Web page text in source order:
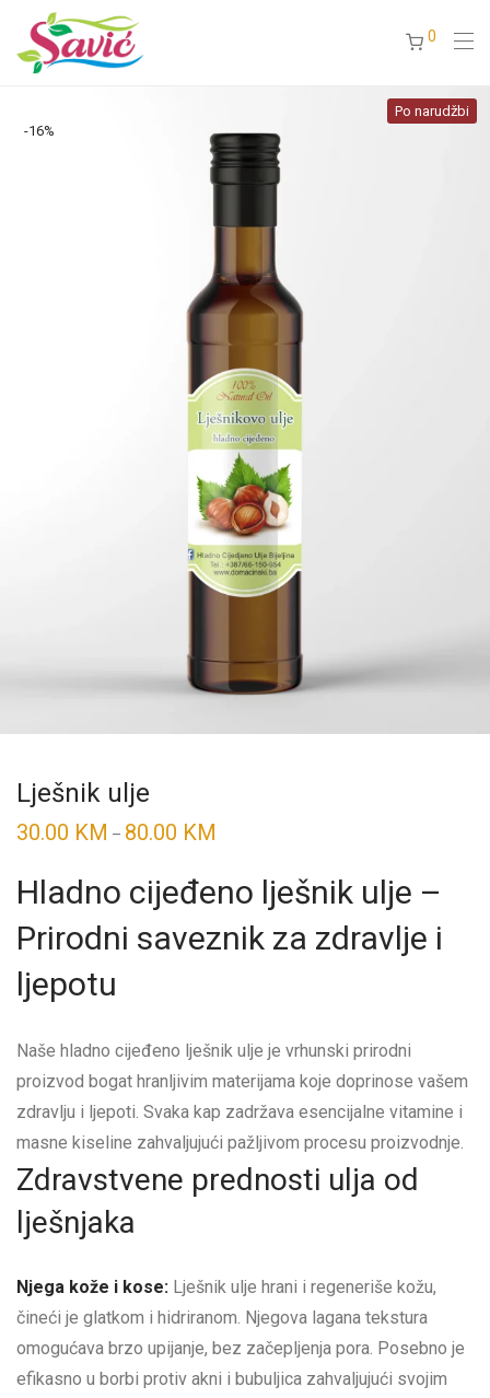
0
-16%
Po narudžbi
Lješnik ulje
30.00 KM – 80.00 KM
80.00 KM
Hladno cijeđeno lješnik ulje –
Prirodni saveznik za zdravlje i
ljepotu
Naše hladno cijeđeno lješnik ulje je vrhunski prirodni
proizvod bogat hranljivim materijama koje doprinose vašem
zdravlju i ljepoti. Svaka kap zadržava esencijalne vitamine i
masne kiseline zahvaljujući pažljivom procesu proizvodnje.
Zdravstvene prednosti ulja od
lješnjaka
Njega kože i kose: Lješnik ulje hrani i regeneriše kožu,
čineći je glatkom i hidriranom. Njegova lagana tekstura
omogućava brzo upijanje, bez začepljenja pora. Posebno je
efikasno u borbi protiv akni i bubuljica zahvaljujući svojim